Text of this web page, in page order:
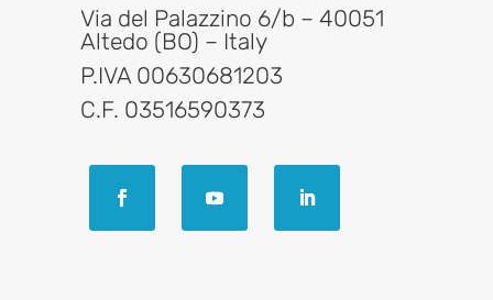
Via del Palazzino 6/b – 40051
Altedo (BO) – Italy
P.IVA 00630681203
C.F. 03516590373